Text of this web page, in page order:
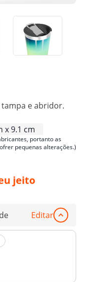
e abridor.
x 9.1 cm
portanto as
pequenas alterações.)
jeito
Editar